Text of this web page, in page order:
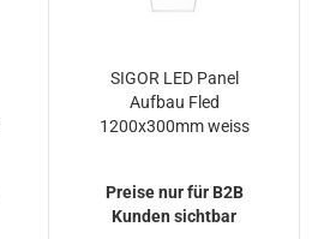
SIGOR LED Panel
Aufbau Fled
1200x300mm weiss
Preise nur für B2B
Kunden sichtbar